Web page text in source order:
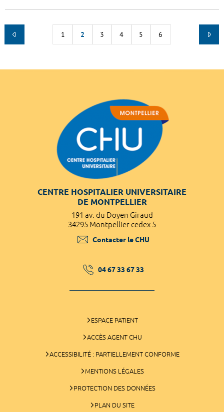
1 2 3 4 5 6
CENTRE HOSPITALIER UNIVERSITAIRE
DE MONTPELLIER
191 av. du Doyen Giraud
34295 Montpellier cedex 5
Contacter le CHU
04 67 33 67 33
ESPACE PATIENT
ACCÈS AGENT CHU
ACCESSIBILITÉ : PARTIELLEMENT CONFORME
MENTIONS LÉGALES
PROTECTION DES DONNÉES
PLAN DU SITE